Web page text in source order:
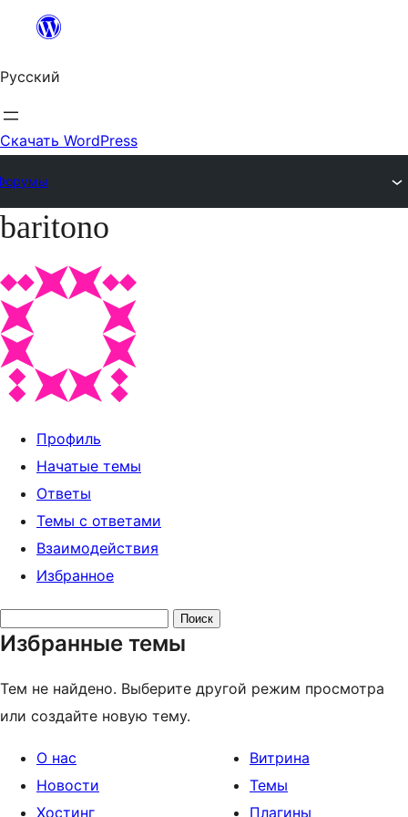
Перейти
содержимому
Русский
Скачать WordPress
Перейти
содержимому
baritono
Профиль
Начатые темы
Ответы
Темы с ответами
Взаимодействия
Избранное
тем:
Избранные темы
Тем не найдено. Выберите другой режим просмотра
или создайте новую тему.
О нас
Новости
Хостинг
Витрина
Темы
Плагины